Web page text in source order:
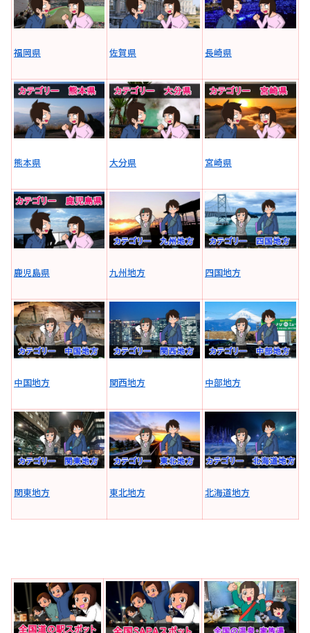
福岡県 佐賀県 長崎県
熊本県 大分県 宮崎県
鹿児島県 九州地方 四国地方
中国地方 関西地方 中部地方
関東地方 東北地方 北海道地方